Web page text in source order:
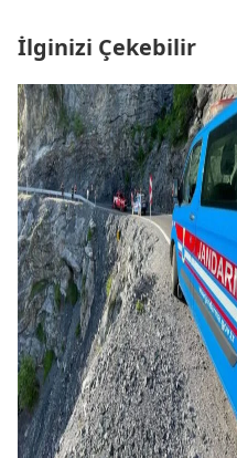
İlginizi Çekebilir